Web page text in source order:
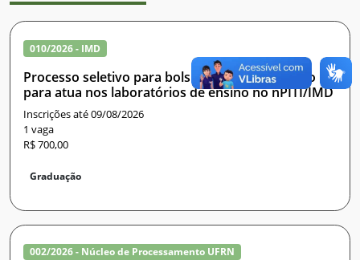
010/2026 - IMD
Processo seletivo para bolsista de apoio técnico
para atua nos laboratórios de ensino no nPITI/IMD
Inscrições até 09/08/2026
1 vaga
R$ 700,00
Graduação
002/2026 - Núcleo de Processamento UFRN